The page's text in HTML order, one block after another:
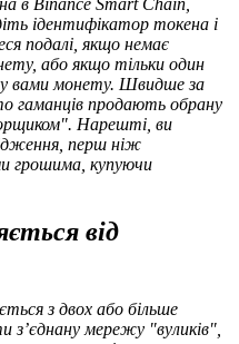
в Binance Smart Chain,
ідентифікатор токена і
подалі, якщо немає
або якщо тільки один
вами монету. Швидше за
гаманців продають обрану
Нарешті, ви
перш ніж
грошима, купуючи
від
з двох або більше
мережу "вуликів",